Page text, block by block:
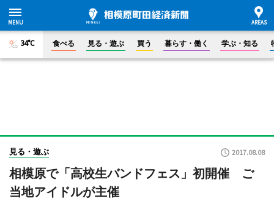
34°C 食べる 見る・遊ぶ 買う 暮らす・働く 学ぶ・知る
見る・遊ぶ 2017.08.08
相模原で「高校生バンドフェス」初開催 ご
当地アイドルが主催